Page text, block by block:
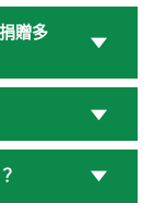
贈多